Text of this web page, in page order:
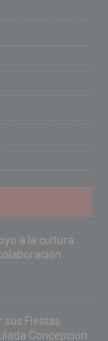
a la cultura
sus Fiestas
Concepción